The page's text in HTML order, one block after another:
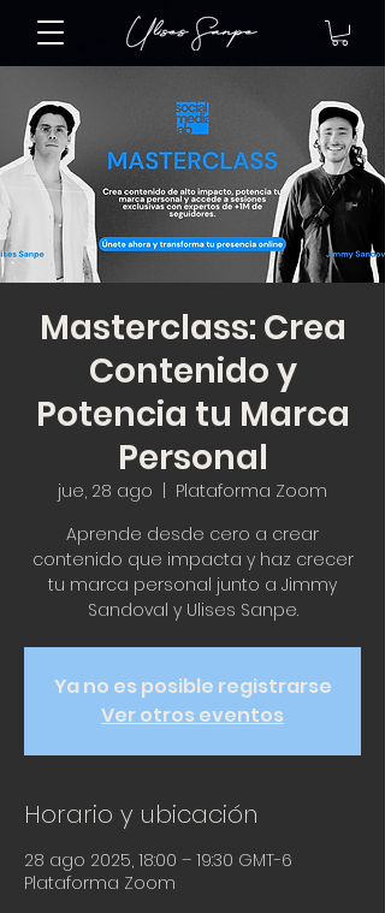
Masterclass: Crea
Contenido y
Potencia tu Marca
Personal
jue, 28 ago
  |
Plataforma Zoom
Aprende desde cero a crear
contenido que impacta y haz crecer
tu marca personal junto a Jimmy
Sandoval y Ulises Sanpe.
Ya no es posible registrarse
Ver otros eventos
Horario y ubicación
28 ago 2025, 18:00 – 19:30 GMT-6
Plataforma Zoom